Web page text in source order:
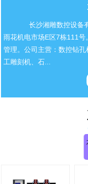
长沙湘雕数控设备
雨花机电市场E区7栋111
管理。公司主营：数控钻
工雕刻机、石...